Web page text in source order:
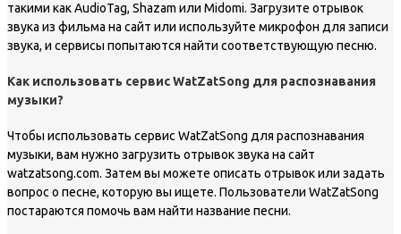
такими как AudioTag, Shazam или Midomi. Загрузите отрывок
звука из фильма на сайт или используйте микрофон для записи
звука, и сервисы попытаются найти соответствующую песню.
Как использовать сервис WatZatSong для распознавания
музыки?
Чтобы использовать сервис WatZatSong для распознавания
музыки, вам нужно загрузить отрывок звука на сайт
watzatsong.com. Затем вы можете описать отрывок или задать
вопрос о песне, которую вы ищете. Пользователи WatZatSong
постараются помочь вам найти название песни.